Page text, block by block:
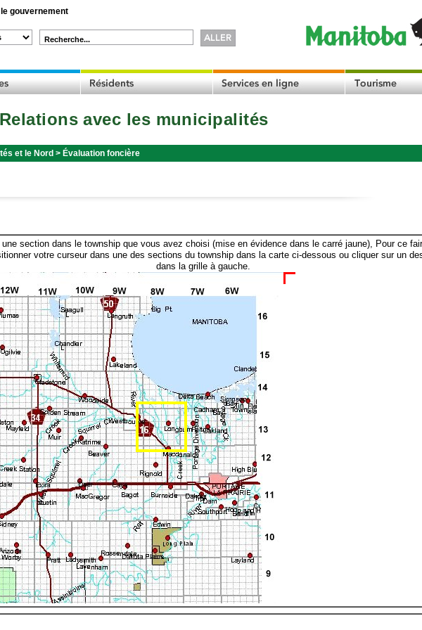
gouvernement
Recherche...
Relations avec les municipalités
et le Nord > Évaluation foncière
section dans le township que vous avez choisi (mise en évidence dans le carré jaune), Pour ce
votre curseur dans une des sections du township dans la carte ci-dessous ou cliquer sur un
dans la grille à gauche.